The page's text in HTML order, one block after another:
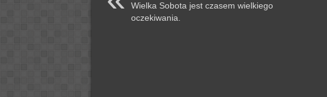
Wielka Sobota jest czasem wielkiego
oczekiwania.